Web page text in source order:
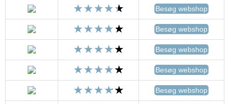
Besøg webshop
Besøg webshop
Besøg webshop
Besøg webshop
Besøg webshop